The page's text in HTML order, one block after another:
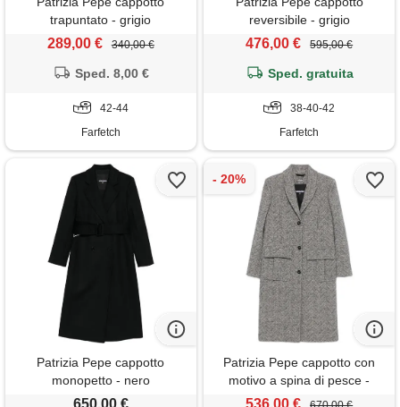
trapuntato - grigio
289,00 € 340,00 €
Sped. 8,00 €
42-44
Farfetch
reversibile - grigio
476,00 € 595,00 €
Sped. gratuita
38-40-42
Farfetch
Patrizia Pepe cappotto
monopetto - nero
Patrizia Pepe cappotto con
motivo a spina di pesce -
grigio